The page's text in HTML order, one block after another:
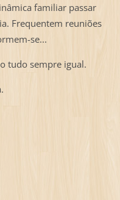
familiar passar
Frequentem reuniões
se...
tudo sempre igual.